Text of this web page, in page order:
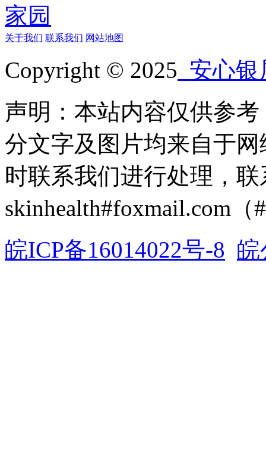
关于我们 联系我们 网站地图
Copyright © 2025 安心银
声明：本站内容仅供参
分文字及图片均来自于
时联系我们进行处理，
skinhealth#foxmail.com（
皖ICP备16014022号-8 皖